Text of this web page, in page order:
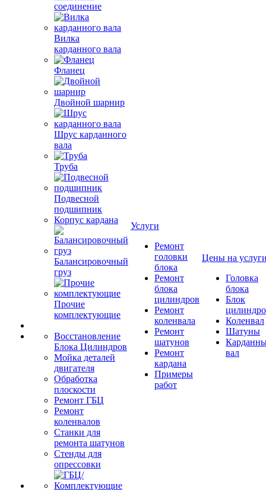
соединение
Вилка
карданного вала
Фланец
Двойной шарнир
Шрус карданного
вала
Труба
Подвесной
подшипник
Корпус кардана
Балансировочный
груз
Прочие
комплектующие
Восстановление
Блока Цилиндров
Мойка деталей
двигателя
Обработка
плоскости
Ремонт ГБЦ
Ремонт
коленвалов
Станки для
ремонта шатунов
Стенды для
опрессовки
Услуги
Ремонт
головки
блока
Ремонт
блока
цилиндров
Ремонт
коленвала
Ремонт
шатунов
Ремонт
кардана
Примеры
работ
Цены на
Головка
блока
Блок
Коленвал
Шатуны
вал